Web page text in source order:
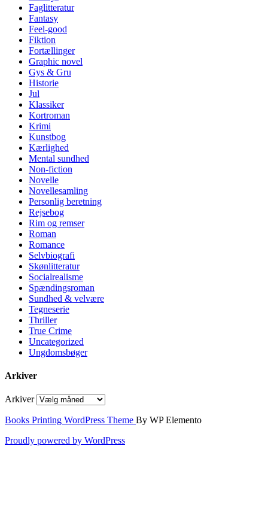
Faglitteratur
Fantasy
Feel-good
Fiktion
Fortællinger
Graphic novel
Gys & Gru
Historie
Jul
Klassiker
Kortroman
Krimi
Kunstbog
Kærlighed
Mental sundhed
Non-fiction
Novelle
Novellesamling
Personlig beretning
Rejsebog
Rim og remser
Roman
Romance
Selvbiografi
Skønlitteratur
Socialrealisme
Spændingsroman
Sundhed & velvære
Tegneserie
Thriller
True Crime
Uncategorized
Ungdomsbøger
Arkiver
Arkiver
Books Printing WordPress Theme By WP Elemento
Proudly powered by WordPress